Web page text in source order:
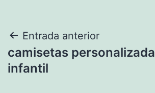
Navegación
de
Entrada anterior
camisetas
infantil